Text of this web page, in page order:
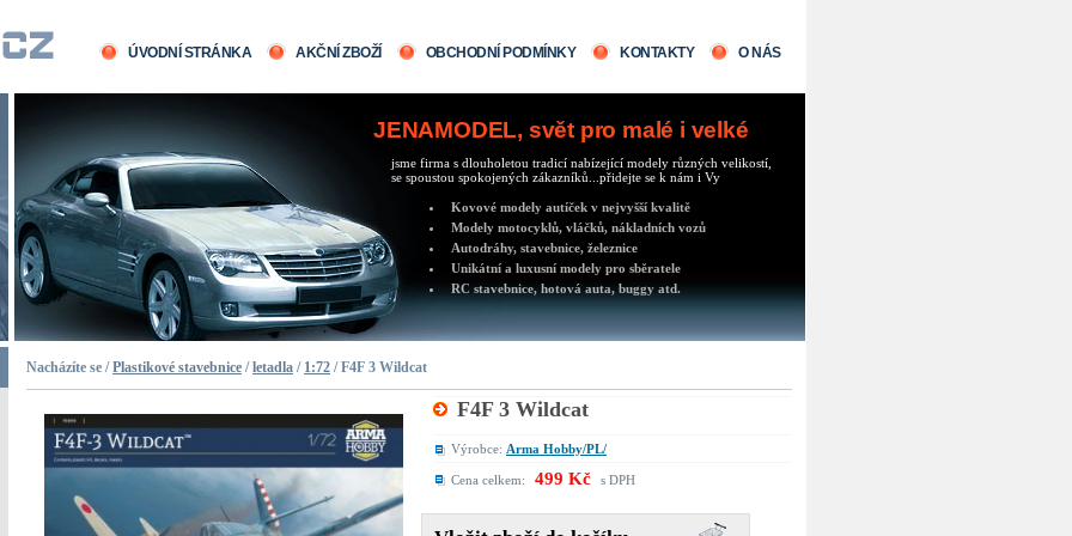
ÚVODNÍ STRÁNKA AKČNÍ ZBOŽÍ OBCHODNÍ PODMÍNKY KONTAKTY O NÁS
JENAMODEL, svět pro malé i velké
jsme firma s dlouholetou tradicí nabízející modely různých velikostí,
se spoustou spokojených zákazníků...přidejte se k nám i Vy
Kovové modely autíček v nejvyšší kvalitě
Modely motocyklů, vláčků, nákladních vozů
Autodráhy, stavebnice, železnice
Unikátní a luxusní modely pro sběratele
RC stavebnice, hotová auta, buggy atd.
Nacházíte se /Plastikové stavebnice /letadla / 1:72 / F4F 3 Wildcat
F4F 3 Wildcat
Výrobce: Arma Hobby/PL/
Cena celkem: 499 Kč s DPH